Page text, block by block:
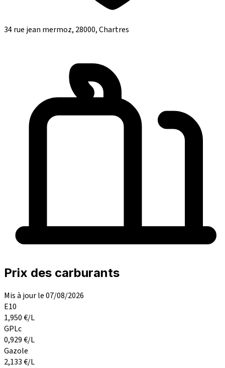
34 rue jean mermoz, 28000, Chartres
Prix des carburants
Mis à jour le 07/08/2026
E10
1,950€/L
GPLc
0,929€/L
Gazole
2,133€/L